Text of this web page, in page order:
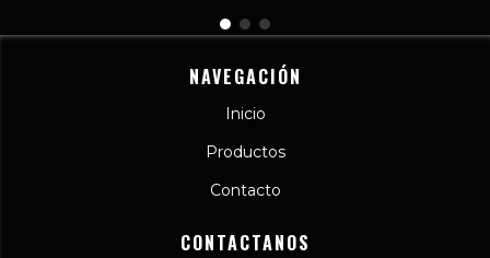
NAVEGACIÓN
Inicio
Productos
Contacto
CONTACTANOS